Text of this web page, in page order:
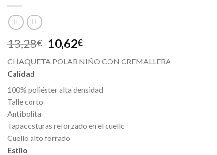
13,28€ 10,62€
CHAQUETA POLAR NIÑO CON CREMALLERA
Calidad
100% poliéster alta densidad
Talle corto
Antibolita
Tapacosturas reforzado en el cuello
Cuello alto forrado
Estilo